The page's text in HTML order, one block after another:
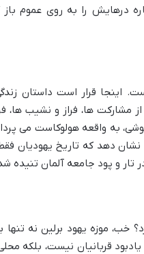
درهایش را به روی عموم
اینجا قرار است داستان
مشارکت ها، فراز و نشیب ها،
به واقعه هولوکاست می
دهد که تاریخ یهودیان
تار و پود جامعه آلمان تنیده
خب، موزه یهود برلین نه تنها
قربانیان نیست، بلکه محلی